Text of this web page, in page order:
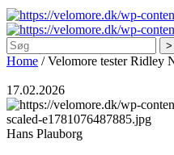
Søg
Home /Velomore tester Ridley
17.02.2026
Hans Plauborg